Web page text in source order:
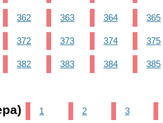
362 363 364 365
372 373 374 375
382 383 384 385
1 2 3